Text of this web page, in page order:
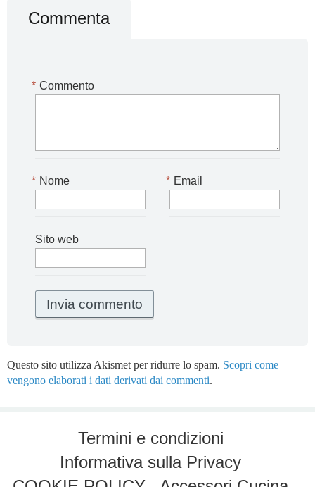
Commenta
Commento
*
Nome
* Email
*
Sito web
Questo sito utilizza Akismet per ridurre lo spam. Scopri come
vengono elaborati i dati derivati dai commenti.
Termini e condizioni
Informativa sulla Privacy